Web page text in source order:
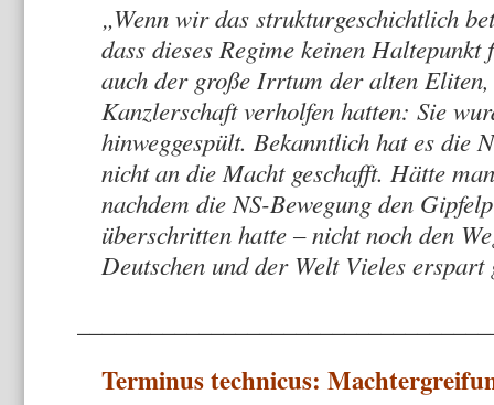
„Wenn wir das strukturgeschichtlich
dass dieses Regime keinen
auch der große Irrtum der alten
Kanzlerschaft verholfen hatten: Sie
hinweggespült. Bekanntlich hat es die
nicht an die Macht geschafft. Hätte
nachdem die NS-Bewegung den
überschritten hatte – nicht noch den
Deutschen und der Welt Vieles erspart
Terminus technicus: